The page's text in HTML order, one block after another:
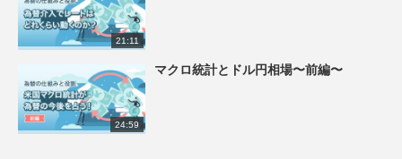
21:11
24:59
マクロ統計とドル円相場〜前編〜